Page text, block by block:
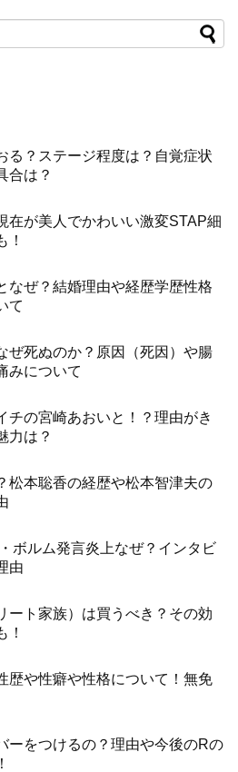
る？ステージ程度は？自覚症状
合は？
在が美人でかわいい激変STAP細
！
なぜ？結婚理由や経歴学歴性格
て
ぜ死ぬのか？原因（死因）や腸
みについて
チの宮崎あおいと！？理由がき
力は？
松本聡香の経歴や松本智津夫の
ボルム発言炎上なぜ？インタビ
由
ート家族）は買うべき？その効
！
歴や性癖や性格について！無免
ーをつけるの？理由や今後のRの